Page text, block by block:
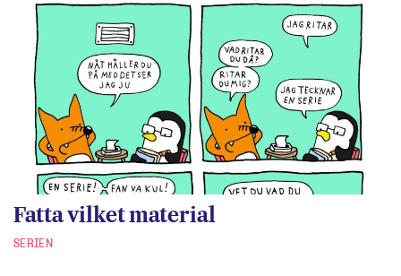
Fatta vilket material
SERIEN